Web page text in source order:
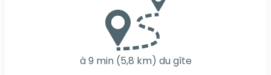
à 9 min (5,8 km) du gîte